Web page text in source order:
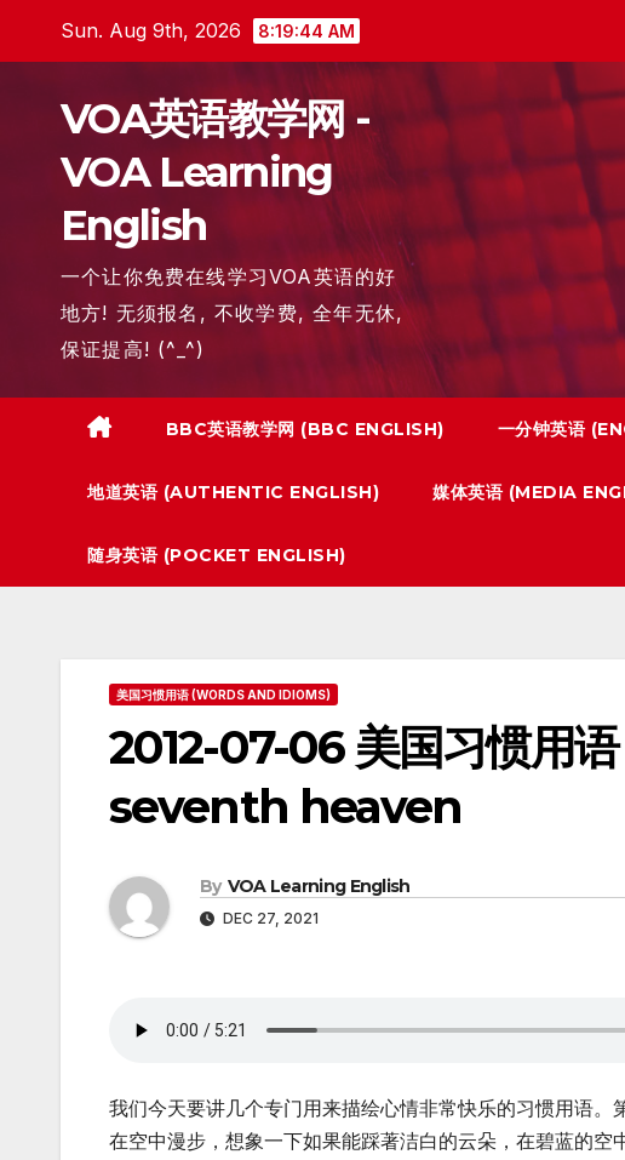
Sun. Aug 9th, 2026 8:19:45 AM
VOA英语教学网 -
VOA Learning
English
一个让你免费在线学习VOA英语的好
地方! 无须报名, 不收学费, 全年无休,
保证提高! (^_^)
BBC英语教学网 (BBC ENGLISH) 一分钟英语
地道英语 (AUTHENTIC ENGLISH) 媒体英语 (MEDIA
随身英语 (POCKET ENGLISH)
美国习惯用语 (WORDS AND IDIOMS)
2012-07-06 美国习惯用
seventh heaven
By VOA Learning English
DEC 27, 2021
我们今天要讲几个专门用来描绘心情非常快乐的习惯用语
在空中漫步，想象一下如果能踩著洁白的云朵，在碧蓝的